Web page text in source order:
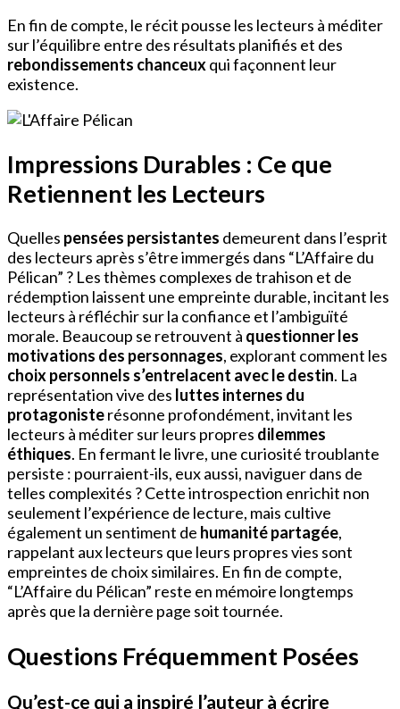
En fin de compte, le récit pousse les lecteurs à méditer
sur l’équilibre entre des résultats planifiés et des
rebondissements chanceuxqui façonnent leur
existence.
Impressions Durables : Ce que
Retiennent les Lecteurs
Quelles pensées persistantes demeurent dans l’esprit
des lecteurs après s’être immergés dans “L’Affaire du
Pélican” ? Les thèmes complexes de trahison et de
rédemption laissent une empreinte durable, incitant les
lecteurs à réfléchir sur la confiance et l’ambiguïté
morale. Beaucoup se retrouvent à questionner les
motivations des personnages, explorant comment les
choix personnels s’entrelacent avec le destin. La
représentation vive des luttes internes du
protagonisterésonne profondément, invitant les
lecteurs à méditer sur leurs propres dilemmes
éthiques. En fermant le livre, une curiosité troublante
persiste : pourraient-ils, eux aussi, naviguer dans de
telles complexités ? Cette introspection enrichit non
seulement l’expérience de lecture, mais cultive
également un sentiment de humanité partagée,
rappelant aux lecteurs que leurs propres vies sont
empreintes de choix similaires. En fin de compte,
“L’Affaire du Pélican” reste en mémoire longtemps
après que la dernière page soit tournée.
Questions Fréquemment Posées
Qu’est-ce qui a inspiré l’auteur à écrire